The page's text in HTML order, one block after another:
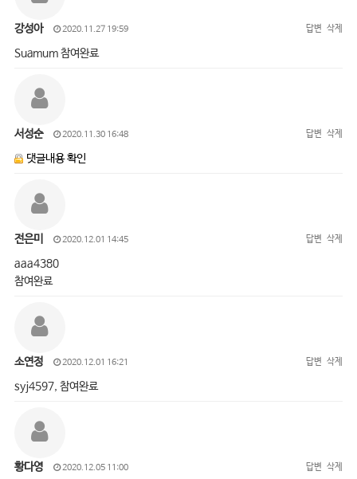
강성아 2020.11.27 19:59 답변 삭제
Suamum 참여완료
서성순 2020.11.30 16:48 답변 삭제
댓글내용 확인
전은미 2020.12.01 14:45 답변 삭제
aaa4380
참여완료
소연정 2020.12.01 16:21 답변 삭제
syj4597, 참여완료
황다영 2020.12.05 11:00 답변 삭제